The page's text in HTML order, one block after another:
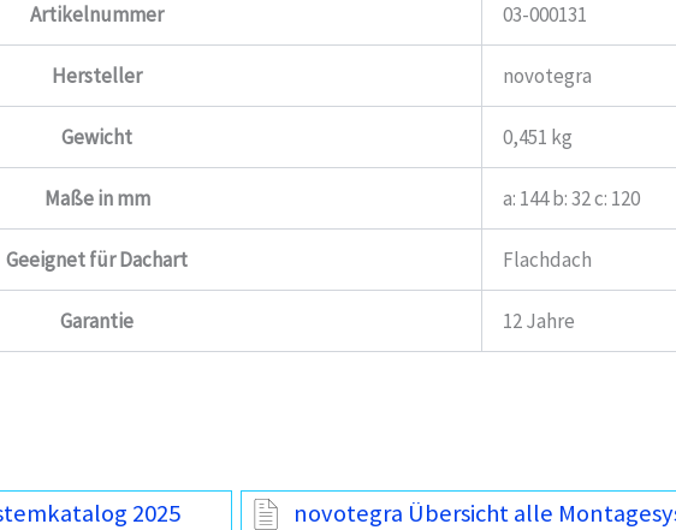
Artikelnummer 03-000131
Hersteller novotegra
Gewicht 0,451 kg
Maße in mm a: 144 b: 32 c: 120
Geeignet für Dachart Flachdach
Garantie 12 Jahre
2025
novotegra Übersicht alle